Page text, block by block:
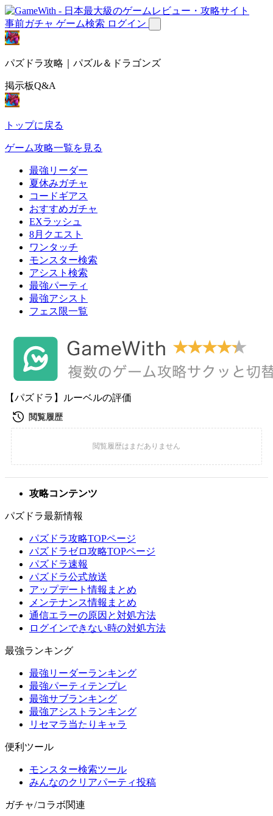
事前ガチャ ゲーム検索 ログイン
パズドラ攻略｜パズル＆ドラゴンズ
掲示板Q&A
トップに戻る
ゲーム攻略一覧を見る
最強リーダー
夏休みガチャ
コードギアス
おすすめガチャ
EXラッシュ
8月クエスト
ワンタッチ
モンスター検索
アシスト検索
最強パーティ
最強アシスト
フェス限一覧
【パズドラ】ルーベルの評価
攻略コンテンツ
パズドラ最新情報
パズドラ攻略TOPページ
パズドラゼロ攻略TOPページ
パズドラ速報
パズドラ公式放送
アップデート情報まとめ
メンテナンス情報まとめ
通信エラーの原因と対処方法
ログインできない時の対処方法
最強ランキング
最強リーダーランキング
最強パーティテンプレ
最強サブランキング
最強アシストランキング
リセマラ当たりキャラ
便利ツール
モンスター検索ツール
みんなのクリアパーティ投稿
ガチャ/コラボ関連